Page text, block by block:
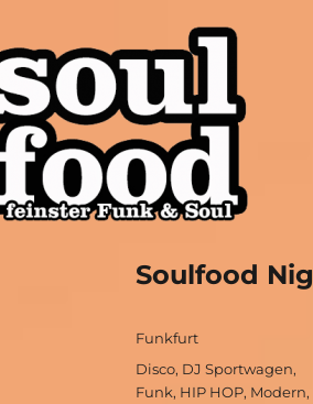
Soulfood FFM
Soulfood
Autor
Funkfurt
Schlagwörter
Disco, DJ Sportwagen,
Funk, HIP HOP, Modern,